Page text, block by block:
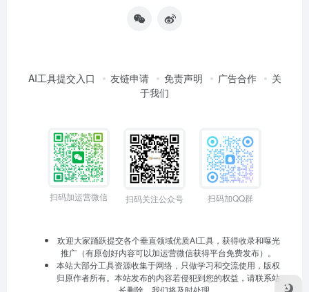
AI工具提交入口 友链申请 免责声明 广告合作
关
于我们
扫码加运营微信 扫码关注公众号 扫码加QQ群
欢迎大家踊跃提交各个垂直领域优质AI工具，获得收录和曝光
推广（有原创好内容可以加运营微信获得平台免费发布）。
本站大部分工具资源收集于网络，只做学习和交流使用，版权
归原作者所有。本站发布的内容若侵犯到您的权益，请联系站
长删除，我们将及时处理。